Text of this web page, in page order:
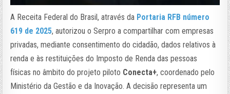
A Receita Federal do Brasil, através da Portaria RFB número
619 de 2025, autorizou o Serpro a compartilhar com empresas
privadas, mediante consentimento do cidadão, dados relativos à
renda e às restituições do Imposto de Renda das pessoas
físicas no âmbito do projeto piloto Conecta+, coordenado pelo
Ministério da Gestão e da Inovação. A decisão representa um